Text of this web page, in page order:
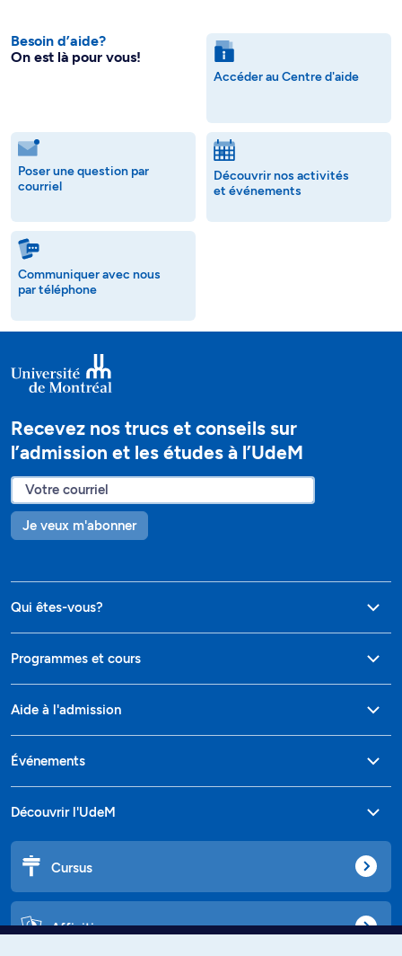
Besoin d’aide?
On est là pour vous!
Accéder au Centre d'aide
Poser une question par
courriel
Découvrir nos activités
et événements
Communiquer avec nous
par téléphone
Recevez nos trucs et conseils sur
l’admission et les études à l’UdeM
Je veux m'abonner
Qui êtes-vous?
Programmes et cours
Aide à l'admission
Événements
Découvrir l'UdeM
Cursus
Affiniti